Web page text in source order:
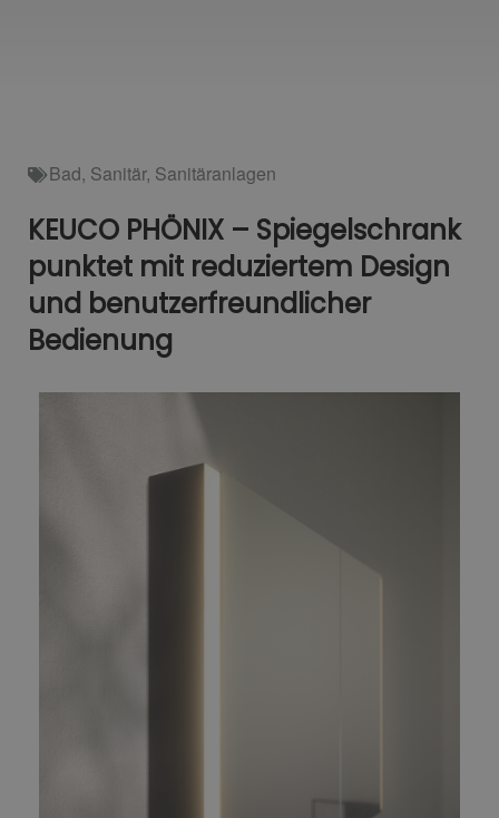
Bad, Sanitär, Sanitäranlagen
KEUCO PHÖNIX – Spiegelschrank
punktet mit reduziertem Design
und benutzerfreundlicher
Bedienung